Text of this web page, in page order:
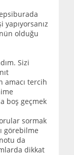
olduğu
Sizi
amacı tercih
boş geçmek
sormak
görebilme
da
dikkat